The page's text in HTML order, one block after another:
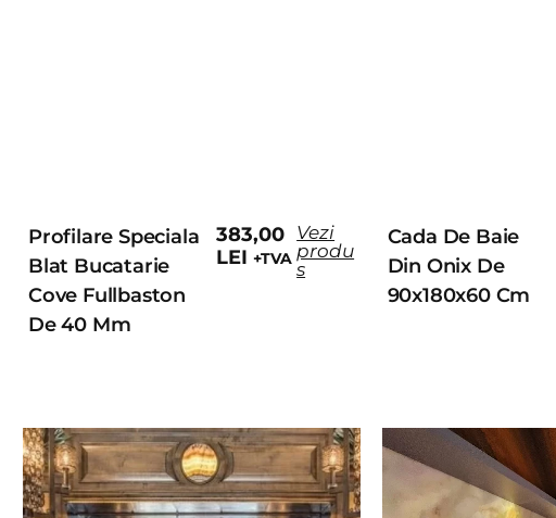
Profilare Speciala
Blat Bucatarie
Cove Fullbaston
De 40 Mm
383,00
LEI +TVA
Vezi
produ
s
Cada De Baie
Din Onix De
90x180x60 Cm